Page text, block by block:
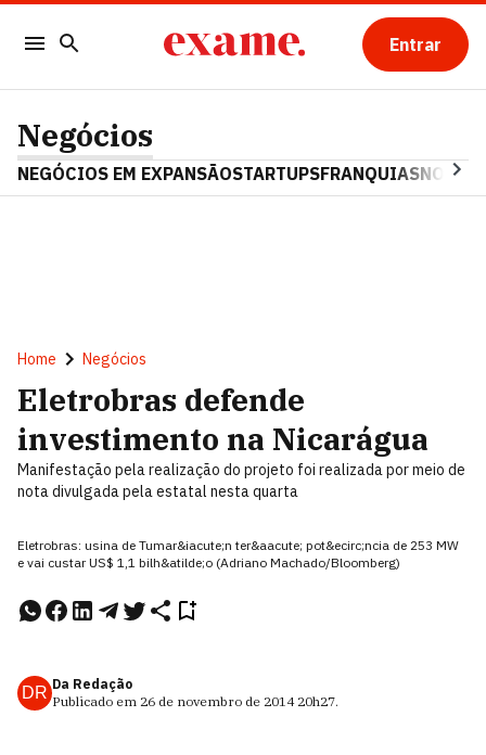
Entrar
Negócios
NEGÓCIOS EM EXPANSÃOSTARTUPSFRANQUIAS
Home Negócios
Eletrobras defende
investimento na Nicarágua
Manifestação pela realização do projeto foi realizada por meio de
nota divulgada pela estatal nesta quarta
Eletrobras: usina de Tumar&iacute;n ter&aacute; pot&ecirc;ncia de 253 MW
e vai custar US$ 1,1 bilh&atilde;o (Adriano Machado/Bloomberg)
DR Da Redação
Publicado em 26 de novembro de 2014 20h27.